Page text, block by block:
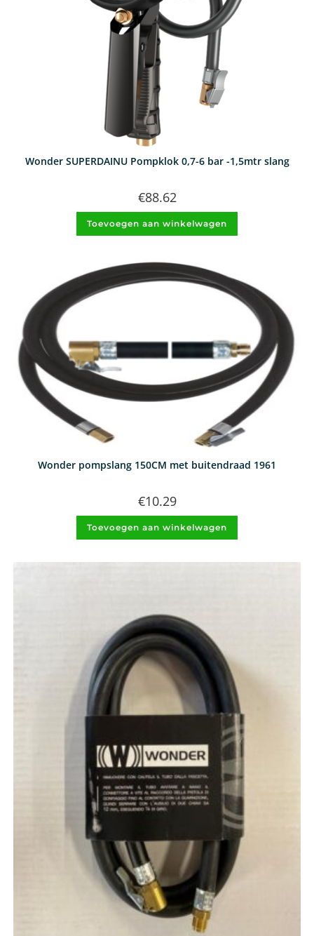
Wonder SUPERDAINU Pompklok 0,7-6 bar -1,5mtr slang
€88.62
Toevoegen aan winkelwagen
Wonder pompslang 150CM met buitendraad 1961
€10.29
Toevoegen aan winkelwagen